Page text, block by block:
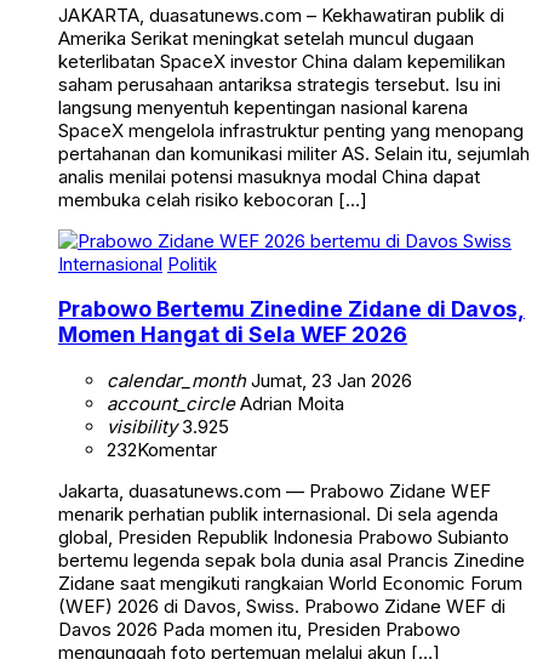
JAKARTA, duasatunews.com – Kekhawatiran publik di
Amerika Serikat meningkat setelah muncul dugaan
keterlibatan SpaceX investor China dalam kepemilikan
saham perusahaan antariksa strategis tersebut. Isu ini
langsung menyentuh kepentingan nasional karena
SpaceX mengelola infrastruktur penting yang menopang
pertahanan dan komunikasi militer AS. Selain itu, sejumlah
analis menilai potensi masuknya modal China dapat
membuka celah risiko kebocoran […]
Internasional Politik
Prabowo Bertemu Zinedine Zidane di Davos,
Momen Hangat di Sela WEF 2026
calendar_monthJumat, 23 Jan 2026
account_circleAdrian Moita
visibility3.925
232Komentar
Jakarta, duasatunews.com — Prabowo Zidane WEF
menarik perhatian publik internasional. Di sela agenda
global, Presiden Republik Indonesia Prabowo Subianto
bertemu legenda sepak bola dunia asal Prancis Zinedine
Zidane saat mengikuti rangkaian World Economic Forum
(WEF) 2026 di Davos, Swiss. Prabowo Zidane WEF di
Davos 2026 Pada momen itu, Presiden Prabowo
mengunggah foto pertemuan melalui akun […]